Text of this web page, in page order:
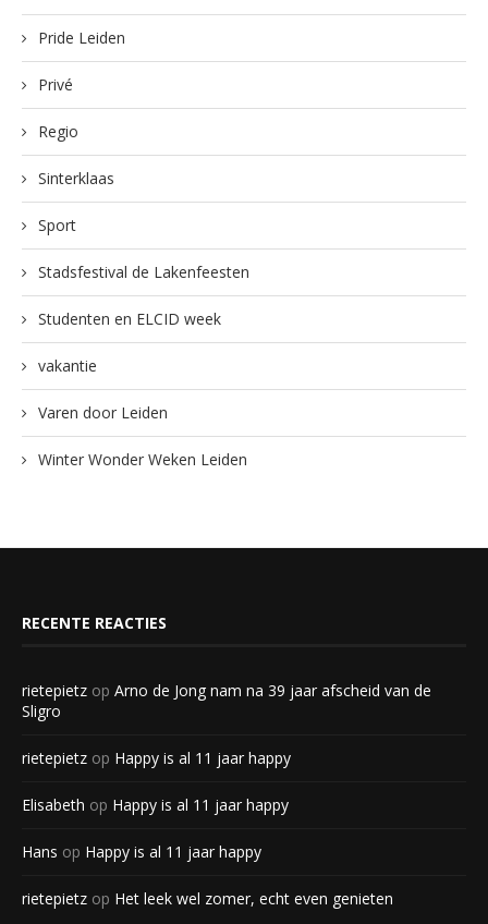
Pride Leiden
Privé
Regio
Sinterklaas
Sport
Stadsfestival de Lakenfeesten
Studenten en ELCID week
vakantie
Varen door Leiden
Winter Wonder Weken Leiden
RECENTE REACTIES
rietepietz op Arno de Jong nam na 39 jaar afscheid van de
Sligro
rietepietz op Happy is al 11 jaar happy
Elisabeth op Happy is al 11 jaar happy
Hans op Happy is al 11 jaar happy
rietepietz op Het leek wel zomer, echt even genieten